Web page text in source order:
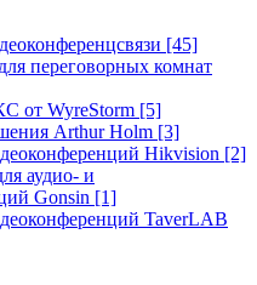
[45]
переговорных комнат
от WyreStorm [5]
Arthur Holm [3]
Hikvision [2]
аудио- и
Gonsin [1]
TaverLAB